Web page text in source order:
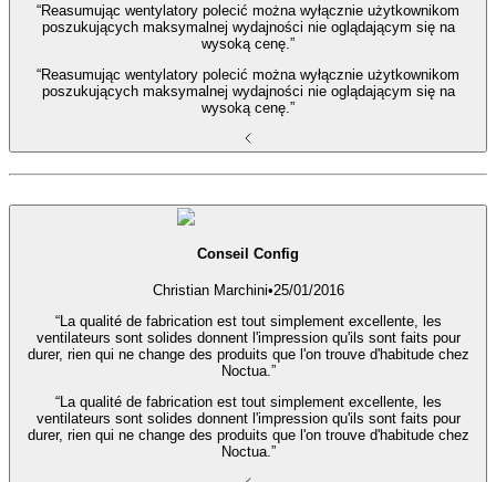
“Reasumując wentylatory polecić można wyłącznie użytkownikom
poszukujących maksymalnej wydajności nie oglądającym się na
wysoką cenę.”
“Reasumując wentylatory polecić można wyłącznie użytkownikom
poszukujących maksymalnej wydajności nie oglądającym się na
wysoką cenę.”
Conseil Config
Christian Marchini•25/01/2016
“La qualité de fabrication est tout simplement excellente, les
ventilateurs sont solides donnent l'impression qu'ils sont faits pour
durer, rien qui ne change des produits que l'on trouve d'habitude chez
Noctua.”
“La qualité de fabrication est tout simplement excellente, les
ventilateurs sont solides donnent l'impression qu'ils sont faits pour
durer, rien qui ne change des produits que l'on trouve d'habitude chez
Noctua.”